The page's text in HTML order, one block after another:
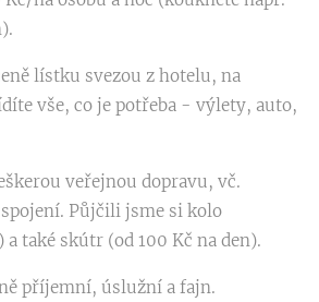
lístku svezou z hotelu, na
vše, co je potřeba - výlety, auto,
veřejnou dopravu, vč.
Půjčili jsme si kolo
také skútr (od 100 Kč na den).
příjemní, úslužní a fajn.